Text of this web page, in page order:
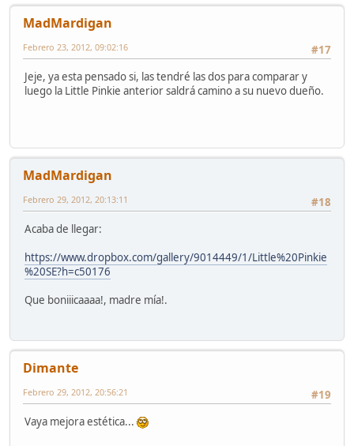
MadMardigan
#17
Febrero 23, 2012, 09:02:16
Jeje, ya esta pensado si, las tendré las dos para comparar y
luego la Little Pinkie anterior saldrá camino a su nuevo dueño.
MadMardigan
#18
Febrero 29, 2012, 20:13:11
Acaba de llegar:
https://www.dropbox.com/gallery/9014449/1/Little%20Pinkie
%20SE?h=c50176
Que boniiicaaaa!, madre mía!.
Dimante
#19
Febrero 29, 2012, 20:56:21
Vaya mejora estética...